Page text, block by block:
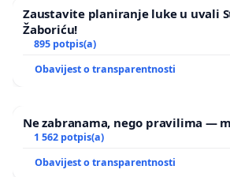
Zaustavite planiranje luke u uvali
Žaboriću!
895 potpis(a)
Obavijest o transparentnosti
Ne zabranama, nego pravilima —
1 562 potpis(a)
Obavijest o transparentnosti